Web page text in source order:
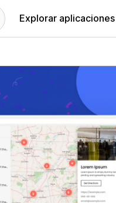
Explorar aplicaciones